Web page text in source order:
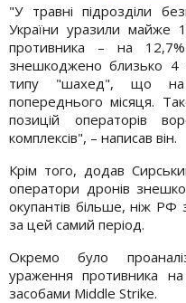
"У травні підрозділи
України уразили майже
противника – на
знешкоджено близько 4
типу "шахед", що на
попереднього місяця.
позицій операторів
комплексів", – написав він.
Крім того, додав
оператори дронів
окупантів більше, ніж РФ
за цей самий період.
Окремо було
ураження противника
засобами Middle Strike.